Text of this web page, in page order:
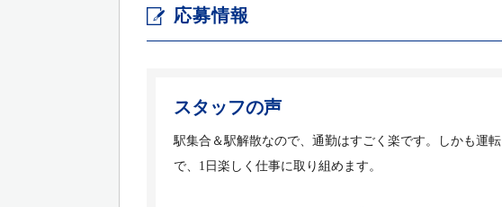
応募情報
スタッフの声
駅集合＆駅解散なので、通勤はすごく楽です。しかも運
で、1日楽しく仕事に取り組めます。